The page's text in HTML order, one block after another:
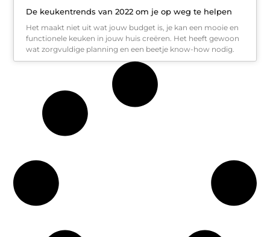
De keukentrends van 2022 om je op weg te helpen
Het maakt niet uit wat jouw budget is, je kan een mooie en
functionele keuken in jouw huis creëren. Het heeft gewoon
wat zorgvuldige planning en een beetje know-how nodig.